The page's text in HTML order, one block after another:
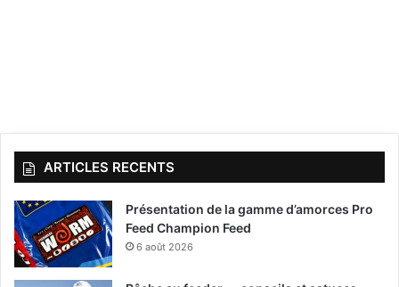
ARTICLES RECENTS
Présentation de la gamme d’amorces Pro
Feed Champion Feed
6 août 2026